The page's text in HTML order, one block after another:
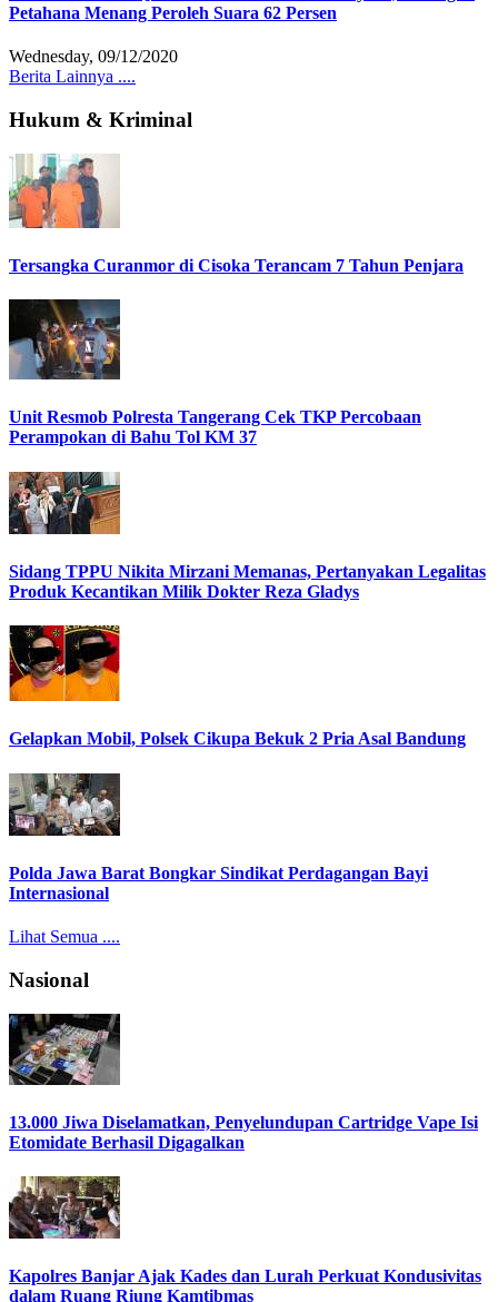
Petahana Menang Peroleh Suara 62 Persen
Wednesday, 09/12/2020
Berita Lainnya ....
Hukum & Kriminal
Tersangka Curanmor di Cisoka Terancam 7 Tahun Penjara
Unit Resmob Polresta Tangerang Cek TKP Percobaan
Perampokan di Bahu Tol KM 37
Sidang TPPU Nikita Mirzani Memanas, Pertanyakan Legalitas
Produk Kecantikan Milik Dokter Reza Gladys
Gelapkan Mobil, Polsek Cikupa Bekuk 2 Pria Asal Bandung
Polda Jawa Barat Bongkar Sindikat Perdagangan Bayi
Internasional
Lihat Semua ....
Nasional
13.000 Jiwa Diselamatkan, Penyelundupan Cartridge Vape Isi
Etomidate Berhasil Digagalkan
Kapolres Banjar Ajak Kades dan Lurah Perkuat Kondusivitas
dalam Ruang Riung Kamtibmas